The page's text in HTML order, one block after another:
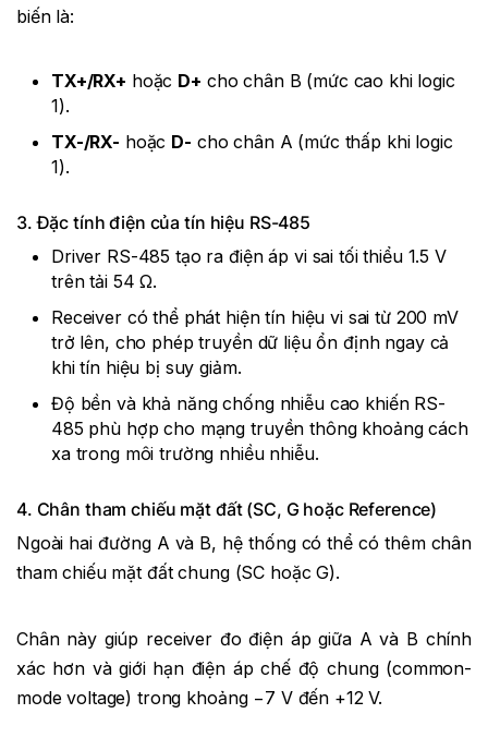
biến là:
TX+/RX+ hoặc D+ cho chân B (mức cao khi logic
1).
TX-/RX- hoặc D- cho chân A (mức thấp khi logic
1).
3. Đặc tính điện của tín hiệu RS-485
Driver RS-485 tạo ra điện áp vi sai tối thiểu 1.5 V
trên tải 54 Ω.
Receiver có thể phát hiện tín hiệu vi sai từ 200 mV
trở lên, cho phép truyền dữ liệu ổn định ngay cả
khi tín hiệu bị suy giảm.
Độ bền và khả năng chống nhiễu cao khiến RS-
485 phù hợp cho mạng truyền thông khoảng cách
xa trong môi trường nhiều nhiễu.
4. Chân tham chiếu mặt đất (SC, G hoặc Reference)
Ngoài hai đường A và B, hệ thống có thể có thêm chân
tham chiếu mặt đất chung (SC hoặc G).
Chân này giúp receiver đo điện áp giữa A và B chính
xác hơn và giới hạn điện áp chế độ chung (common-
mode voltage) trong khoảng −7 V đến +12 V.